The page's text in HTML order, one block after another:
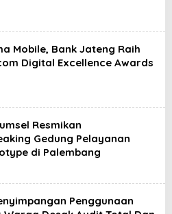
Mobile, Bank Jateng Raih
Digital Excellence Awards
Resmikan
Gedung Pelayanan
di Palembang
Penggunaan